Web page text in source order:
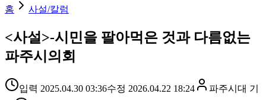
홈 사설/칼럼
<사설>-시민을 팔아먹은 것과 다름없는
파주시의회
입력 2025.04.30 03:36수정 2026.04.22 18:24 파주시대 기